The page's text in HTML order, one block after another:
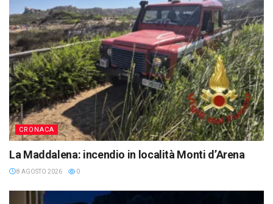
CRONACA
La Maddalena: incendio in località Monti d’Arena
8 AGOSTO 2026 0